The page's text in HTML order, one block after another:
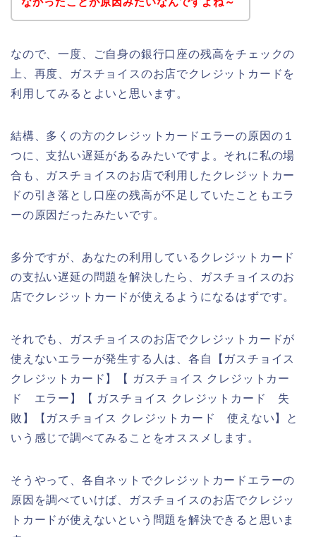
なので、一度、ご自身の銀行口座の残高をチェックの
上、再度、ガスチョイスのお店でクレジットカードを
利用してみるとよいと思います。
結構、多くの方のクレジットカードエラーの原因の１
つに、支払い遅延があるみたいですよ。それに私の場
合も、ガスチョイスのお店で利用したクレジットカー
ドの引き落とし口座の残高が不足していたこともエラ
ーの原因だったみたいです。
多分ですが、あなたの利用しているクレジットカード
の支払い遅延の問題を解決したら、ガスチョイスのお
店でクレジットカードが使えるようになるはずです。
それでも、ガスチョイスのお店でクレジットカードが
使えないエラーが発生する人は、各自【ガスチョイス
クレジットカード】【 ガスチョイス クレジットカー
ド エラー】【 ガスチョイス クレジットカード 失
敗】【ガスチョイス クレジットカード 使えない】と
いう感じで調べてみることをオススメします。
そうやって、各自ネットでクレジットカードエラーの
原因を調べていけば、ガスチョイスのお店でクレジッ
トカードが使えないという問題を解決できると思いま